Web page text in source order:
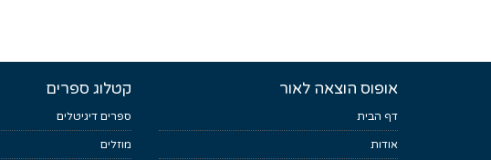
אופוס הוצאה לאור
דף הבית
אודות
קטלוג ספרים
ספרים דיגיטלים
מוזלים